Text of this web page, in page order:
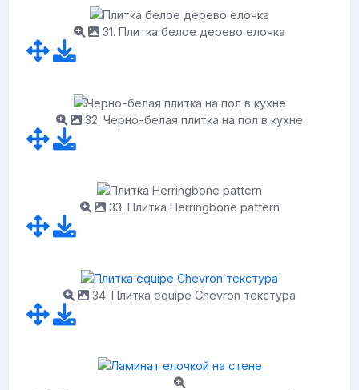
31. Плитка белое дерево елочка
32. Черно-белая плитка на пол в кухне
33. Плитка Herringbone pattern
34. Плитка equipe Chevron текстура